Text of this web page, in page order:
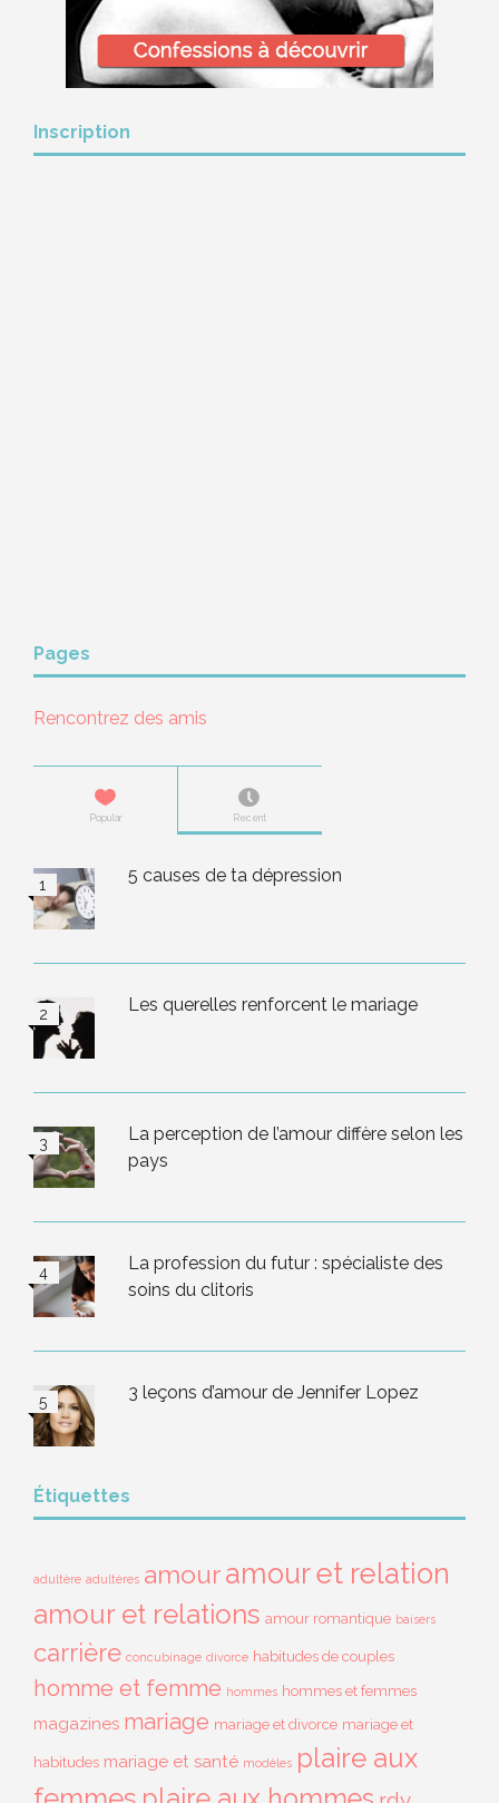
Inscription
Pages
Rencontrez des amis
Popular Recent
5 causes de ta dépression
Les querelles renforcent le mariage
La perception de l’amour diffère selon les
pays
La profession du futur : spécialiste des
soins du clitoris
3 leçons d’amour de Jennifer Lopez
Étiquettes
adultère adultères amouramour et relation
amour et relations amour romantique baisers
carrière concubinage divorce habitudes de couples
homme et femme hommes hommes et femmes
magazines mariage mariage et divorce mariage et
habitudes mariage et santé modèles plaire aux